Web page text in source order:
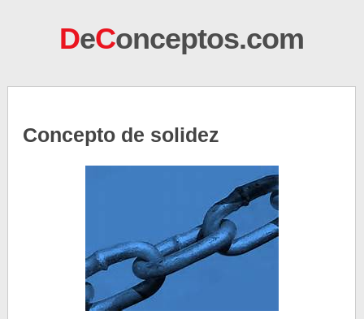
DeConceptos.com
Concepto de solidez